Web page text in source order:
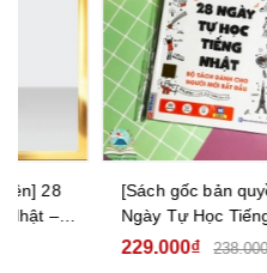
[Sách gốc bản quyền] 28
Ngày Tự Học Tiếng Nhật
238.000₫